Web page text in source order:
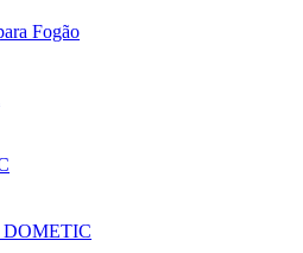
Fogão
DOMETIC